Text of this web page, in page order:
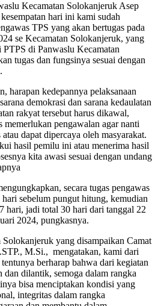
Kecamatan Solokanjeruk Asep
hari ini kami sudah
TPS yang akan bertugas pada
se Kecamatan Solokanjeruk, yang
PTPS di Panwaslu Kecamatan
tugas dan fungsinya sesuai dengan
harapan kedepannya pelaksanaan
demokrasi dan sarana kedaulatan
rakyat tersebut harus dikawal,
memerlukan pengawalan agar nanti
dapat dipercaya oleh masyarakat.
hasil pemilu ini atau menerima hasil
kita awasi sesuai dengan undang
secara tugas pengawas
sebelum pungut hitung, kemudian
hari, jadi total 30 hari dari tanggal 22
2024, pungkasnya.
yang disampaikan Camat
M.Si., mengatakan, kami dari
berharap bahwa dari kegiatan
dilantik, semoga dalam rangka
bisa menciptakan kondisi yang
integritas dalam rangka